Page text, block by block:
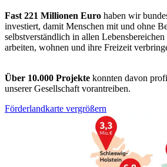
Fast 221 Millionen Euro haben wir
investiert, damit Menschen mit und ohne
selbstverständlich in allen Lebensbereichen
arbeiten, wohnen und ihre Freizeit
Über 10.000 Projekte konnten davon
unserer Gesellschaft vorantreiben.
Förderlandkarte vergrößern